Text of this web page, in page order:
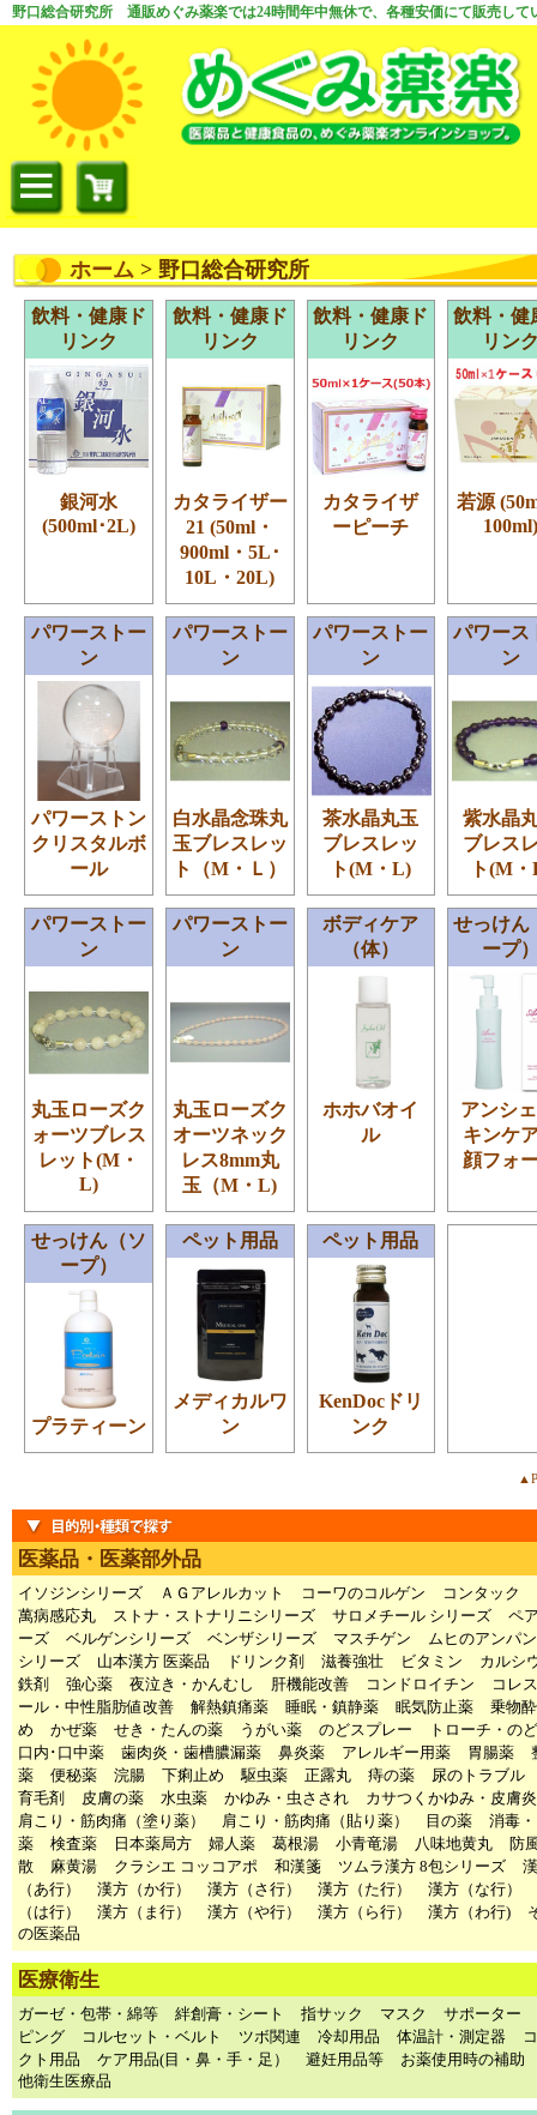
野口総合研究所 通販めぐみ薬楽では24時間年中無休で、各種安価にて販売して
ホーム > 野口総合研究所
飲料・健康ド
リンク
銀河水
(500ml･2L)
飲料・健康ド
リンク
カタライザー
21 (50ml・
900ml・5L･
10L・20L)
飲料・健康ド
リンク
カタライザ
ーピーチ
飲料・健
リン
若源
パワーストー
ン
パワーストン
クリスタルボ
ール
パワーストー
ン
白水晶念珠丸
玉ブレスレッ
ト（M・Ｌ）
パワーストー
ン
茶水晶丸玉
ブレスレッ
ト(M・L)
パワース
ン
紫水晶
ブレス
ト(M
パワーストー
ン
丸玉ローズク
ォーツブレス
レット(M・
L)
パワーストー
ン
丸玉ローズク
オーツネック
レス8mm丸
玉（M・L)
ボディケア
（体）
ホホバオイ
ル
せっけん
ープ
アンシ
キンケ
顔フォ
せっけん（ソ
ープ）
プラティーン
ペット用品
メディカルワ
ン
ペット用品
KenDocドリ
ンク
医薬品・医薬部外品
イソジンシリーズ ＡＧアレルカット コーワのコルゲン
コンタック
萬病感応丸
ストナ・ストナリニシリーズ サロメチール シリーズ
ペ
ーズ
ベルゲンシリーズ ベンザシリーズ マスチゲン
ムヒのアンパ
シリーズ
山本漢方 医薬品 ドリンク剤 滋養強壮 ビタミン
カルシ
鉄剤
強心薬 夜泣き・かんむし 肝機能改善 コンドロイチン
コレ
ール・中性脂肪値改善
解熱鎮痛薬 睡眠・鎮静薬 眠気防止薬
乗物
め
かぜ薬 せき・たんの薬 うがい薬 のどスプレー
トローチ・の
口内･口中薬
歯肉炎・歯槽膿漏薬 鼻炎薬 アレルギー用薬 胃腸薬
薬
便秘薬 浣腸 下痢止め 駆虫薬 正露丸 痔の薬
尿のトラブル
育毛剤
皮膚の薬 水虫薬 かゆみ・虫さされ
カサつくかゆみ・皮膚
肩こり・筋肉痛（塗り薬）
肩こり・筋肉痛（貼り薬） 目の薬
消毒
薬
検査薬 日本薬局方 婦人薬 葛根湯 小青竜湯 八味地黄丸
防
散
麻黄湯 クラシエ コッコアポ 和漢箋 ツムラ漢方 8包シリーズ
（あ行）
漢方（か行） 漢方（さ行） 漢方（た行）
漢方（な行）
（は行）
漢方（ま行） 漢方（や行） 漢方（ら行） 漢方（わ行)
の医薬品
医療衛生
ガーゼ・包帯・綿等 絆創膏・シート 指サック マスク
サポーター
ピング
コルセット・ベルト ツボ関連 冷却用品 体温計・測定器
クト用品
ケア用品(目・鼻・手・足） 避妊用品等
お薬使用時の補助
他衛生医療品